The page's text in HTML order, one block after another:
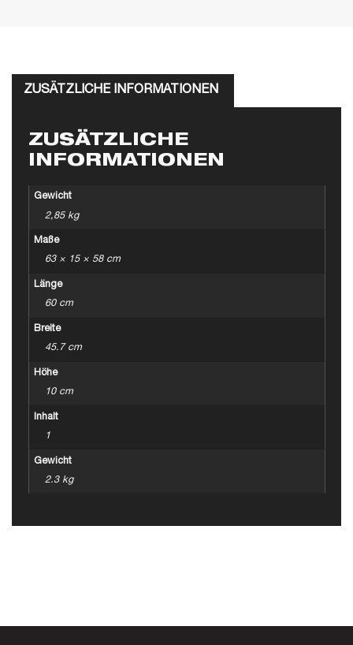
ZUSÄTZLICHE INFORMATIONEN
ZUSÄTZLICHE
INFORMATIONEN
Gewicht
2,85 kg
Maße
63 × 15 × 58 cm
Länge
60 cm
Breite
45.7 cm
Höhe
10 cm
Inhalt
1
Gewicht
2.3 kg